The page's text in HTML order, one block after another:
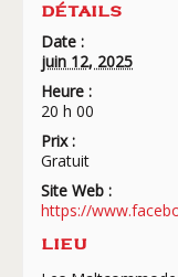
DÉTAILS
Date :
juin 12, 2025
Heure :
20 h 00
Prix :
Gratuit
Site Web :
https://
LIEU